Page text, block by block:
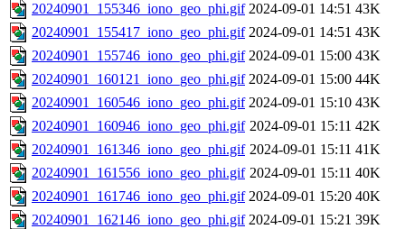
20240901_155346_iono_geo_phi.gif 2024-09-01 14:51 43K
20240901_155417_iono_geo_phi.gif 2024-09-01 14:51 43K
20240901_155746_iono_geo_phi.gif 2024-09-01 15:00 43K
20240901_160121_iono_geo_phi.gif 2024-09-01 15:00 44K
20240901_160546_iono_geo_phi.gif 2024-09-01 15:10 43K
20240901_160946_iono_geo_phi.gif 2024-09-01 15:11 42K
20240901_161346_iono_geo_phi.gif 2024-09-01 15:11 41K
20240901_161556_iono_geo_phi.gif 2024-09-01 15:11 40K
20240901_161746_iono_geo_phi.gif 2024-09-01 15:20 40K
20240901_162146_iono_geo_phi.gif 2024-09-01 15:21 39K